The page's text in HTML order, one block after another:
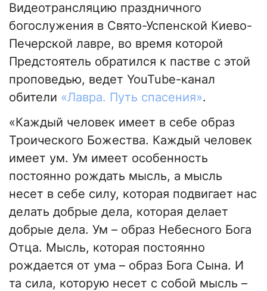
Видеотрансляцию праздничного
богослужения в Свято-Успенской Киево-
Печерской лавре, во время которой
Предстоятель обратился к пастве с этой
проповедью, ведет YouTube-канал
обители «Лавра. Путь спасения».
«Каждый человек имеет в себе образ
Троического Божества. Каждый человек
имеет ум. Ум имеет особенность
постоянно рождать мысль, а мысль
несет в себе силу, которая подвигает нас
делать добрые дела, которая делает
добрые дела. Ум – образ Небесного Бога
Отца. Мысль, которая постоянно
рождается от ума – образ Бога Сына. И
та сила, которую несет с собой мысль –